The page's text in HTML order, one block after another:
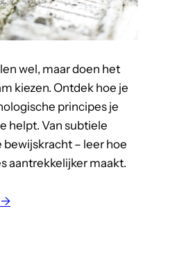
v
e
S
i
d
e
C
A
I
wel, maar doen het
kiezen. Ontdek hoe je
principes je
helpt. Van subtiele
bewijskracht – leer hoe
aantrekkelijker maakt.
→: